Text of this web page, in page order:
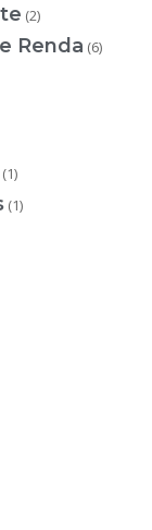
(2)
Renda (6)
(1)
(1)